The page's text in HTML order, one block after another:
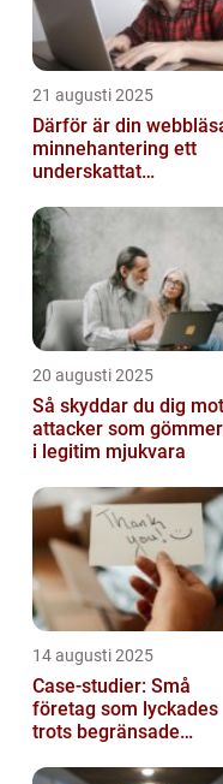
21 augusti 2025
Därför är din
minnehantering ett
underskattat
20 augusti 2025
Så skyddar du dig mot
attacker som
i legitim mjukvara
14 augusti 2025
Case-studier: Små
företag som lyckades
trots begränsade